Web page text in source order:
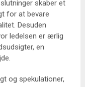
skaber et
for at bevare
Desuden
ledelsen er ærlig
en
og spekulationer,